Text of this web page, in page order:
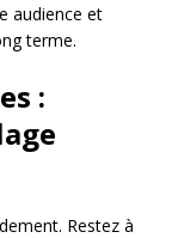
audience et
terme.
:
Restez à